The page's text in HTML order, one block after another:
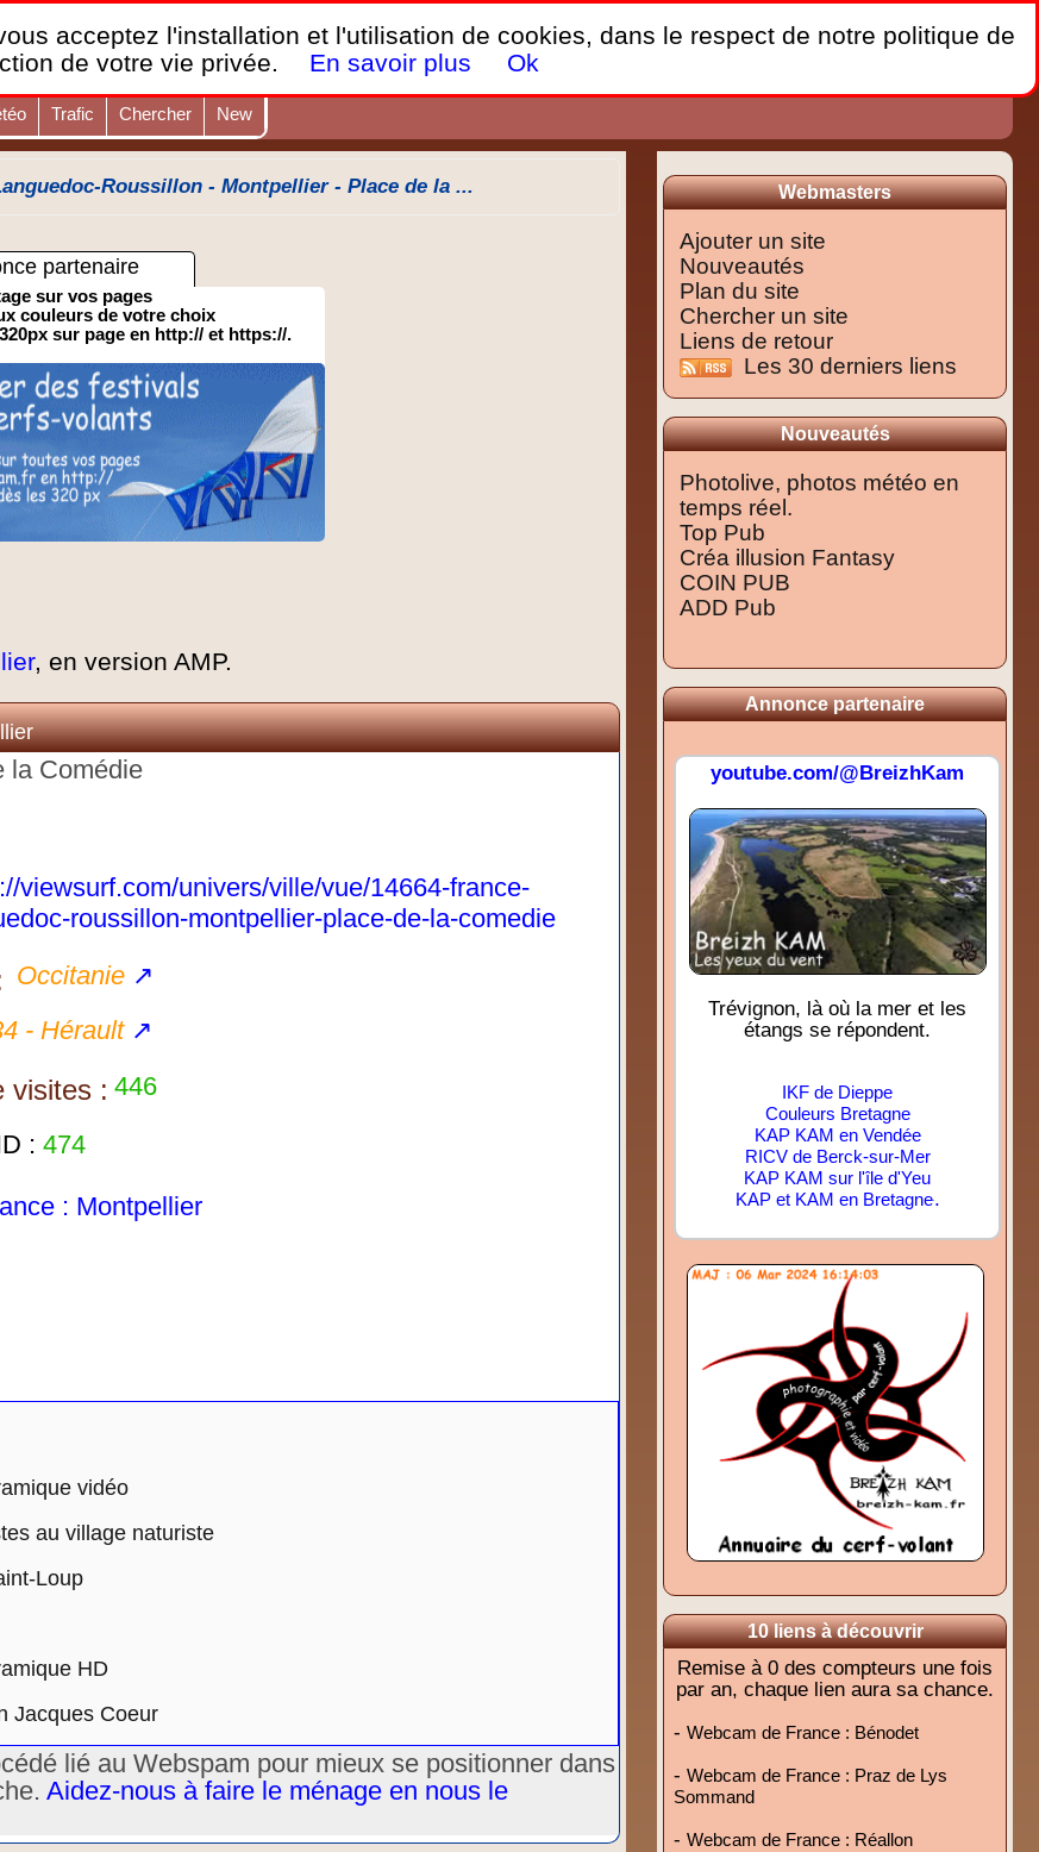
France Webcams,
Les webcams sur mobiles, portables et PC.
Trafic Chercher New
Roussillon - Montpellier - Place de la ...
partenaire
sur vos pages
couleurs de votre choix
sur page en http:// et https://.
, en version AMP.
la Comédie
viewsurf.com/univers/ville/vue/14664-france-
roussillon-montpellier-place-de-la-comedie
Occitanie ↗
- Hérault↗
visites : 446
: 474
: Montpellier
vidéo
au village naturiste
Loup
HD
Jacques Coeur
lié au Webspam pour mieux se positionner dans
Aidez-nous à faire le ménage en nous le
Webmasters
Ajouter un site
Nouveautés
Plan du site
Chercher un site
Liens de retour
Les 30 derniers liens
Nouveautés
Photolive, photos météo en
temps réel.
Top Pub
Créa illusion Fantasy
COIN PUB
ADD Pub
Annonce partenaire
youtube.com/@BreizhKam
Trévignon, là où la mer et les
étangs se répondent.
IKF de Dieppe
Couleurs Bretagne
KAP KAM en Vendée
RICV de Berck-sur-Mer
KAP KAM sur l'île d'Yeu
KAP et KAM en Bretagne.
10 liens à découvrir
Remise à 0 des compteurs une fois
par an, chaque lien aura sa chance.
- Webcam de France : Bénodet
- Webcam de France : Praz de Lys
Sommand
- Webcam de France : Réallon
acceptez l'installation et l'utilisation de cookies, dans le respect de notre politique de
de votre vie privée.
En savoir plus Ok